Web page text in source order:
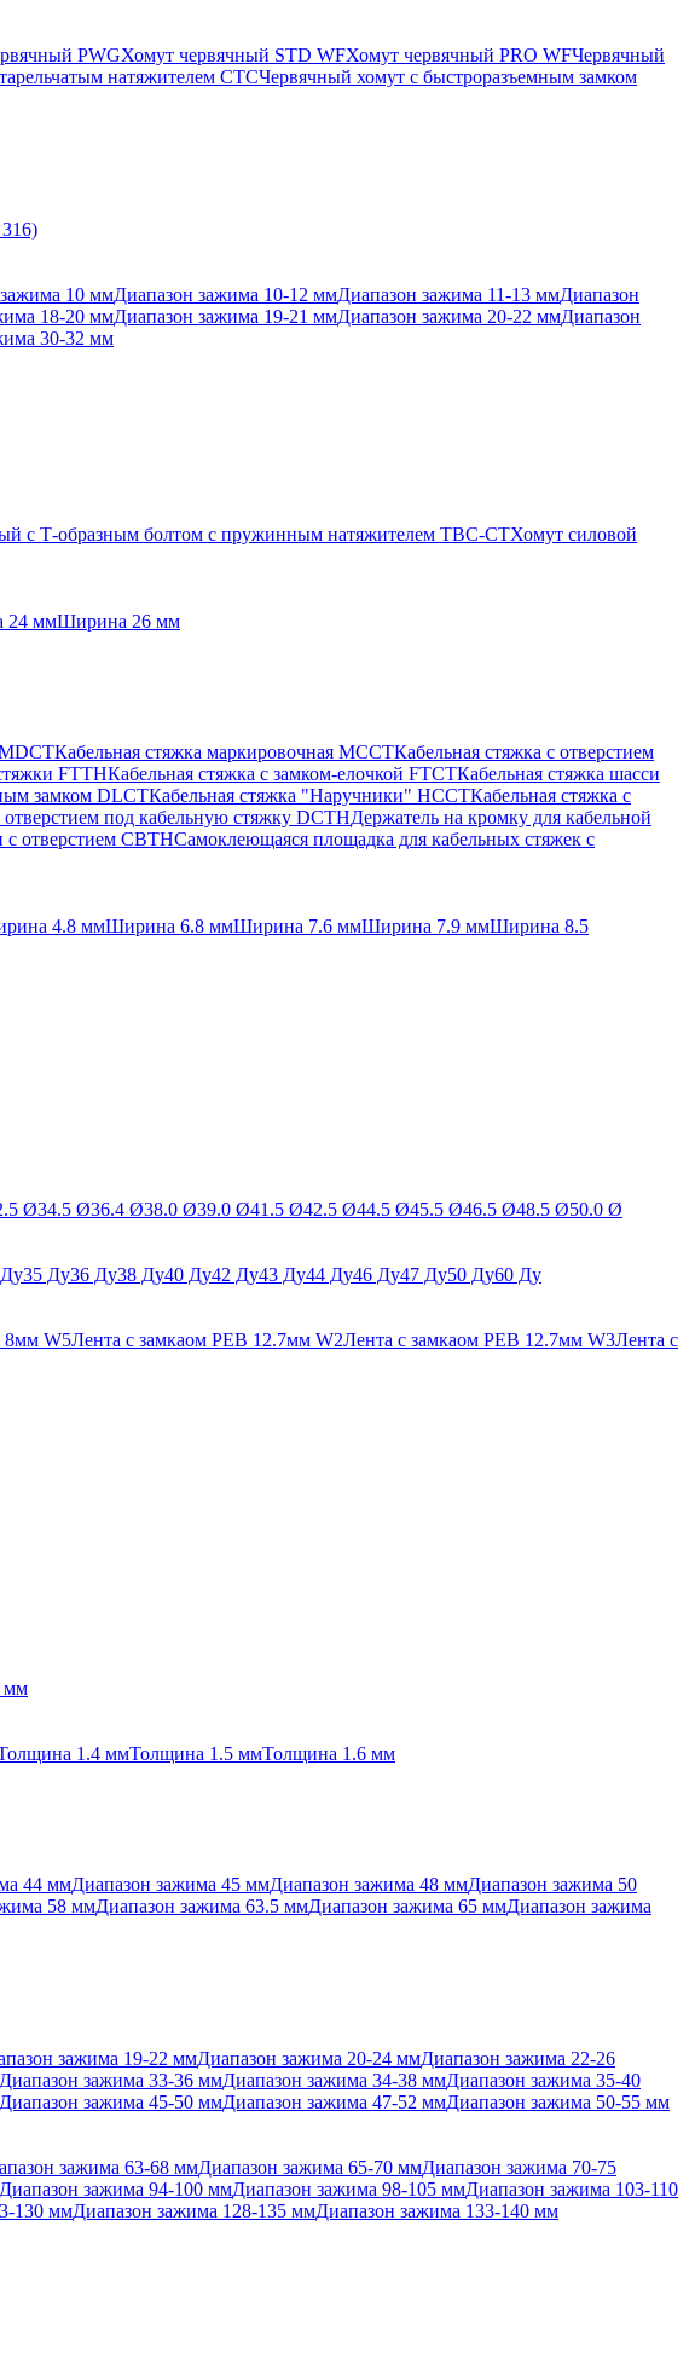
PWGХомут червячный STD WFХомут червячный PRO WFЧервячный
натяжителем CTCЧервячный хомут с быстроразъемным замком
10 ммДиапазон зажима 10-12 ммДиапазон зажима 11-13 ммДиапазон
18-20 ммДиапазон зажима 19-21 ммДиапазон зажима 20-22 ммДиапазон
30-32 мм
с Т-образным болтом с пружинным натяжителем TBC-CTХомут силовой
24 ммШирина 26 мм
MDCTКабельная стяжка маркировочная MCCTКабельная стяжка с отверстием
FTTHКабельная стяжка c замком-елочкой FTCTКабельная стяжка шасси
замком DLCTКабельная стяжка "Наручники" HCCTКабельная стяжка с
под кабельную стяжку DCTHДержатель на кромку для кабельной
отверстием CBTHСамоклеющаяся площадка для кабельных стяжек с
4.8 ммШирина 6.8 ммШирина 7.6 ммШирина 7.9 ммШирина 8.5
Ø34.5 Ø36.4 Ø38.0 Ø39.0 Ø41.5 Ø42.5 Ø44.5 Ø45.5 Ø46.5 Ø48.5 Ø50.0 Ø
35 Ду36 Ду38 Ду40 Ду42 Ду43 Ду44 Ду46 Ду47 Ду50 Ду60 Ду
8мм W5Лента с замкаом PEB 12.7мм W2Лента с замкаом PEB 12.7мм W3Лента с
мм
1.4 ммТолщина 1.5 ммТолщина 1.6 мм
44 ммДиапазон зажима 45 ммДиапазон зажима 48 ммДиапазон зажима 50
58 ммДиапазон зажима 63.5 ммДиапазон зажима 65 ммДиапазон зажима
зажима 19-22 ммДиапазон зажима 20-24 ммДиапазон зажима 22-26
Диапазон зажима 33-36 ммДиапазон зажима 34-38 ммДиапазон зажима 35-40
Диапазон зажима 45-50 ммДиапазон зажима 47-52 ммДиапазон зажима 50-55 мм
зажима 63-68 ммДиапазон зажима 65-70 ммДиапазон зажима 70-75
Диапазон зажима 94-100 ммДиапазон зажима 98-105 ммДиапазон зажима 103-110
130 ммДиапазон зажима 128-135 ммДиапазон зажима 133-140 мм